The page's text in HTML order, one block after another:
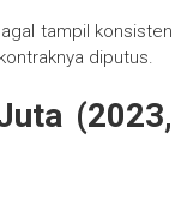
tampil konsisten
diputus.
(2023,